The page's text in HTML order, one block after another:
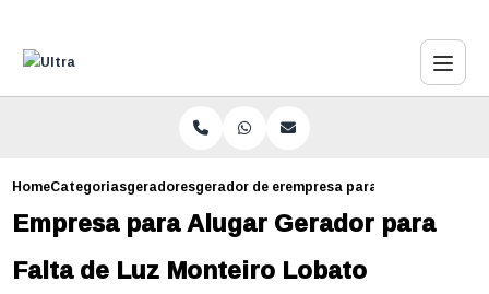
HomeCategoriasgeradoresgerador de energia para shopping
empresa para alugar
Empresa para Alugar Gerador para
Falta de Luz Monteiro Lobato